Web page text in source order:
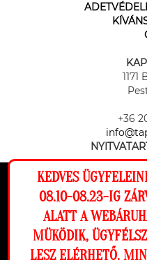
Ez a weboldal cookie-
lehető legjobb élményt
Beállítások
1171
+36
Az online fizetést a Barion
száma: H-
KEDVES
08.10-08.23-IG
ALATT A
MÜKÖDIK,
LESZ ELÉRHETŐ.